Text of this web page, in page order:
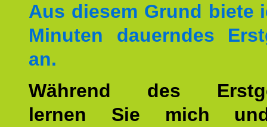
Aus diesem Grund biete
Minuten dauerndes
an.
Während des
lernen Sie mich